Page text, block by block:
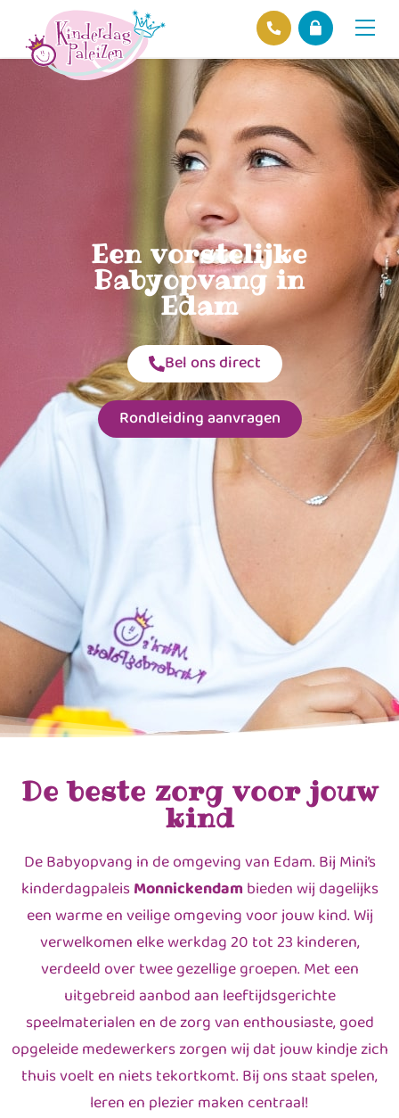
Een vorstelijke
Babyopvang in
Edam
Bel ons direct
Rondleiding aanvragen
De beste zorg voor jouw
kind
De Babyopvang in de omgeving van Edam. Bij Mini’s
kinderdagpaleisMonnickendam bieden wij dagelijks
een warme en veilige omgeving voor jouw kind. Wij
verwelkomen elke werkdag 20 tot 23 kinderen,
verdeeld over twee gezellige groepen. Met een
uitgebreid aanbod aan leeftijdsgerichte
speelmaterialen en de zorg van enthousiaste, goed
opgeleide medewerkers zorgen wij dat jouw kindje zich
thuis voelt en niets tekortkomt. Bij ons staat spelen,
leren en plezier maken centraal!